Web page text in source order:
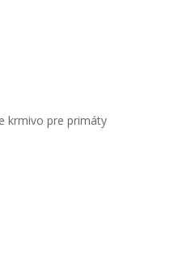
krmivo pre primáty